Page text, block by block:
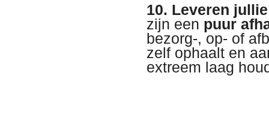
10. Leveren
zijn een puur
bezorg-, op- of
zelf ophaalt en
extreem laag